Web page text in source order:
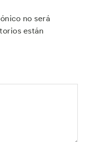
no será
están